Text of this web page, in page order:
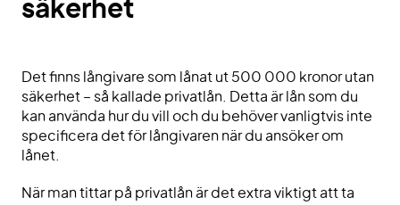
säkerhet
Det finns långivare som lånat ut 500 000 kronor utan
säkerhet – så kallade privatlån. Detta är lån som du
kan använda hur du vill och du behöver vanligtvis inte
specificera det för långivaren när du ansöker om
lånet.
När man tittar på privatlån är det extra viktigt att ta